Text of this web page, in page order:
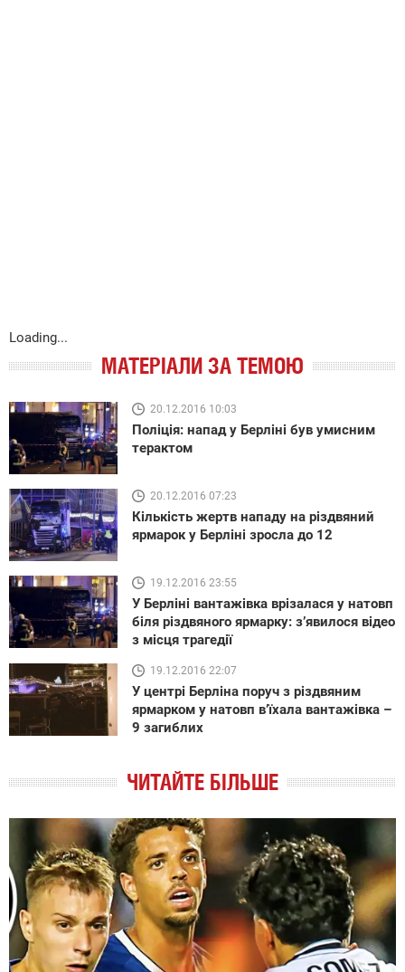
Loading...
МАТЕРІАЛИ ЗА ТЕМОЮ
20.12.2016 10:03
Поліція: напад у Берліні був умисним
терактом
20.12.2016 07:23
Кількість жертв нападу на різдвяний
ярмарок у Берліні зросла до 12
19.12.2016 23:55
У Берліні вантажівка врізалася у натовп
біля різдвяного ярмарку: з’явилося відео
з місця трагедії
19.12.2016 22:07
У центрі Берліна поруч з різдвяним
ярмарком у натовп в’їхала вантажівка –
9 загиблих
ЧИТАЙТЕ БІЛЬШЕ